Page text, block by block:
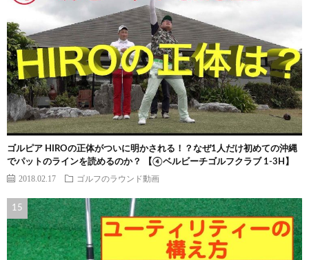
ゴルピア HIROの正体がついに明かされる！？なぜ1人だけ初めての沖縄
でパットのラインを読めるのか？ 【④ベルビーチゴルフクラブ 1-3H】
2018.02.17 ゴルフのラウンド動画